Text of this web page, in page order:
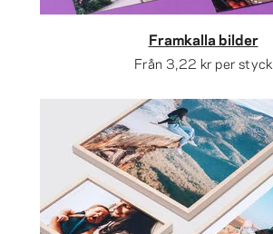
Framkalla bilder
Från 3,22 kr per styck